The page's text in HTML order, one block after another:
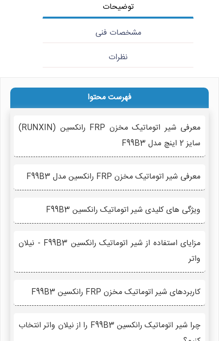
توضیحات
مشخصات فنی
نظرات
فهرست محتوا
معرفی شیر اتوماتیک مخزن FRP رانکسین (RUNXIN)
سایز 2 اینچ مدل F99B3
معرفی شیر اتوماتیک مخزن FRP رانکسین مدل F99B3
ویژگی های کلیدی شیر اتوماتیک رانکسین F99B3
مزایای استفاده از شیر اتوماتیک رانکسین F99B3 - نیلان
واتر
کاربردهای شیر اتوماتیک مخزن FRP رانکسین F99B3
چرا شیر اتوماتیک رانکسین F99B3 را از نیلان واتر انتخاب